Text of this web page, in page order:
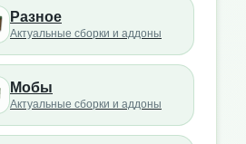
Разное
Актуальные сборки и аддоны
Мобы
Актуальные сборки и аддоны